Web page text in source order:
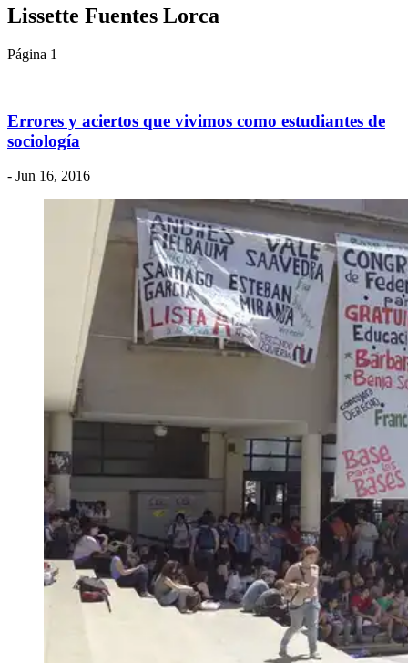
Lissette Fuentes Lorca
Página 1
Errores y aciertos que vivimos como estudiantes de
sociología
- Jun 16, 2016